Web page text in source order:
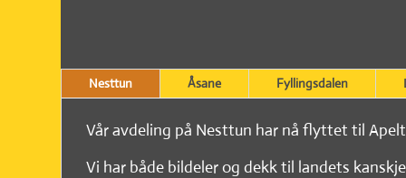
Nesttun Åsane Fyllingsdalen
Vår avdeling på Nesttun har nå flyttet til
Vi har både bildeler og dekk til landets